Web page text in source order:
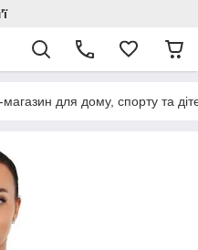
для дому, спорту та